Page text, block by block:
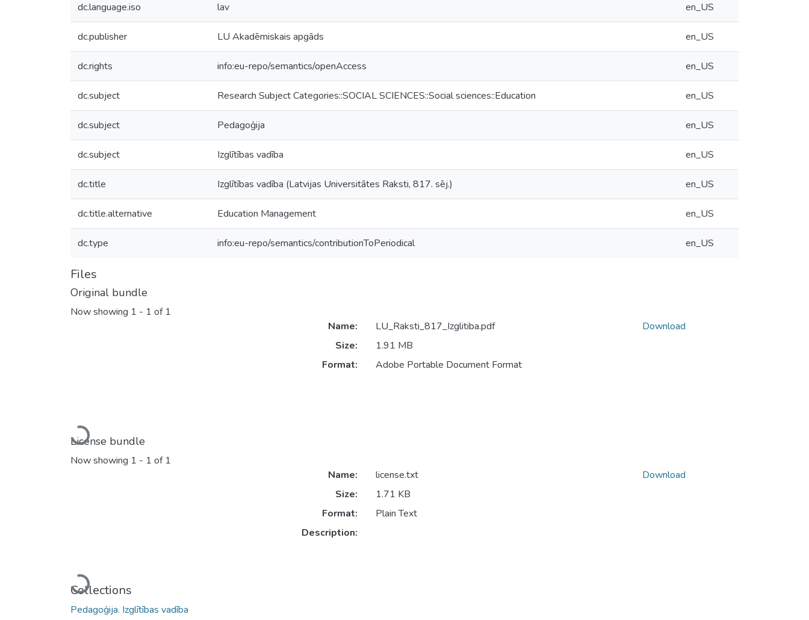
dc.language.iso lav en_US
dc.publisher LU Akadēmiskais apgāds en_US
dc.rights info:eu-repo/semantics/openAccess en_US
dc.subject Research Subject Categories::SOCIAL SCIENCES::Social sciences::Education en_US
dc.subject Pedagoģija en_US
dc.subject Izglītības vadība en_US
dc.title Izglītības vadība (Latvijas Universitātes Raksti, 817. sēj.) en_US
dc.title.alternative Education Management en_US
dc.type info:eu-repo/semantics/contributionToPeriodical en_US
Files
Original bundle
Now showing 1 - 1 of 1
Loading...
Name:
LU_Raksti_817_Izglitiba.pdf
Size:
1.91 MB
Format:
Adobe Portable Document Format
Download
License bundle
Now showing 1 - 1 of 1
Loading...
Name:
license.txt
Size:
1.71 KB
Format:
Plain Text
Description:
Download
Collections
Pedagoģija. Izglītības vadība